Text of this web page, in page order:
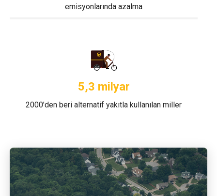
emisyonlarında azalma
5,3 milyar
2000’den beri alternatif yakıtla kullanılan miller